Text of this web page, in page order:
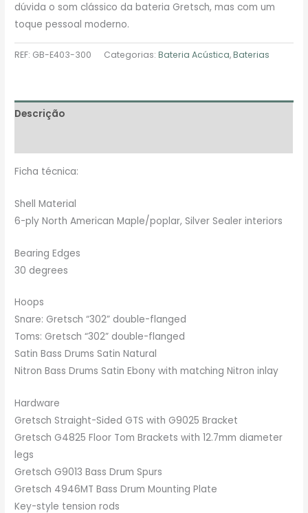
dúvida o som clássico da bateria Gretsch, mas com um
toque pessoal moderno.
REF: GB-E403-300 Categorias:Bateria Acústica,Baterias
Descrição
Ficha técnica:
Shell Material
6-ply North American Maple/poplar, Silver Sealer interiors
Bearing Edges
30 degrees
Hoops
Snare: Gretsch “302” double-flanged
Toms: Gretsch “302” double-flanged
Satin Bass Drums Satin Natural
Nitron Bass Drums Satin Ebony with matching Nitron inlay
Hardware
Gretsch Straight-Sided GTS with G9025 Bracket
Gretsch G4825 Floor Tom Brackets with 12.7mm diameter
legs
Gretsch G9013 Bass Drum Spurs
Gretsch 4946MT Bass Drum Mounting Plate
Key-style tension rods